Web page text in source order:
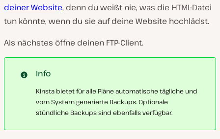
deiner Website, denn du weißt nie, was die HTML-Datei
tun könnte, wenn du sie auf deine Website hochlädst.
Als nächstes öffne deinen FTP-Client.
Info
Kinsta bietet für alle Pläne automatische tägliche und
vom System generierte Backups. Optionale
stündliche Backups sind ebenfalls verfügbar.